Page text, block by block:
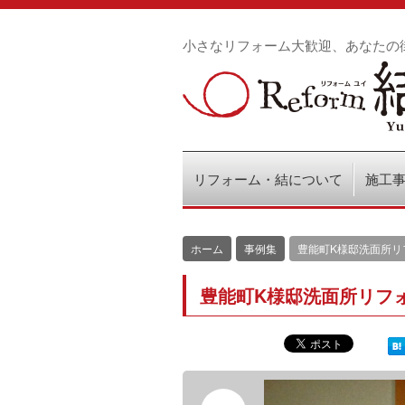
小さなリフォーム大歓迎、あなた
リフォーム・結について 施工
ホーム 事例集 豊能町K様邸洗面所
豊能町K様邸洗面所リフ